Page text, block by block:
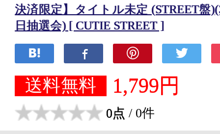
決済限定】タイトル未定 (STREET盤
日抽選会) [ CUTIE STREET ]
送料無料 1,799円
0点 / 0件